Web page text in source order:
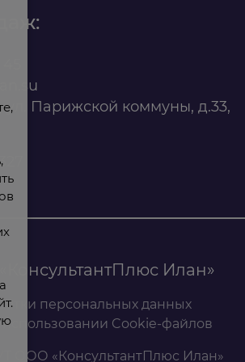
ул. Парижской коммуны, д.33,
Илан»
персональных данных
Cookie-файлов
ООО «КонсультантПлюс Илан»